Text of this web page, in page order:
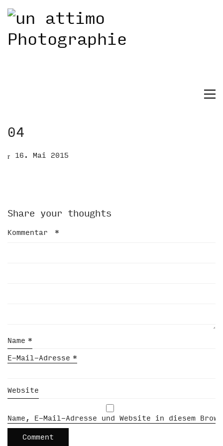
04
16. Mai 2015
Share your thoughts
Kommentar *
Name *
E-Mail-Adresse *
Website
Name, E-Mail-Adresse und Website in diesem